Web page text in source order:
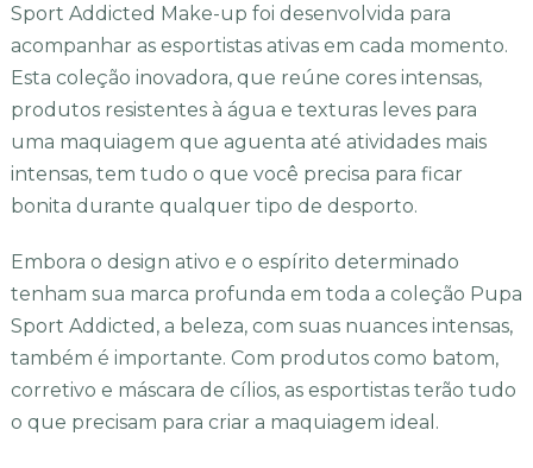
Sport Addicted Make-up foi desenvolvida para
acompanhar as esportistas ativas em cada momento.
Esta coleção inovadora, que reúne cores intensas,
produtos resistentes à água e texturas leves para
uma maquiagem que aguenta até atividades mais
intensas, tem tudo o que você precisa para ficar
bonita durante qualquer tipo de desporto.
Embora o design ativo e o espírito determinado
tenham sua marca profunda em toda a coleção Pupa
Sport Addicted, a beleza, com suas nuances intensas,
também é importante. Com produtos como batom,
corretivo e máscara de cílios, as esportistas terão tudo
o que precisam para criar a maquiagem ideal.